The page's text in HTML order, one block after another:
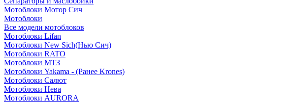
Мотоблоки Мотор Сич
Мотоблоки
Все модели мотоблоков
Мотоблоки Lifan
Мотоблоки New Sich(Нью Сич)
Мотоблоки RATO
Мотоблоки МТЗ
Мотоблоки Yakama - (Ранее Krones)
Мотоблоки Салют
Мотоблоки Нева
Мотоблоки AURORA